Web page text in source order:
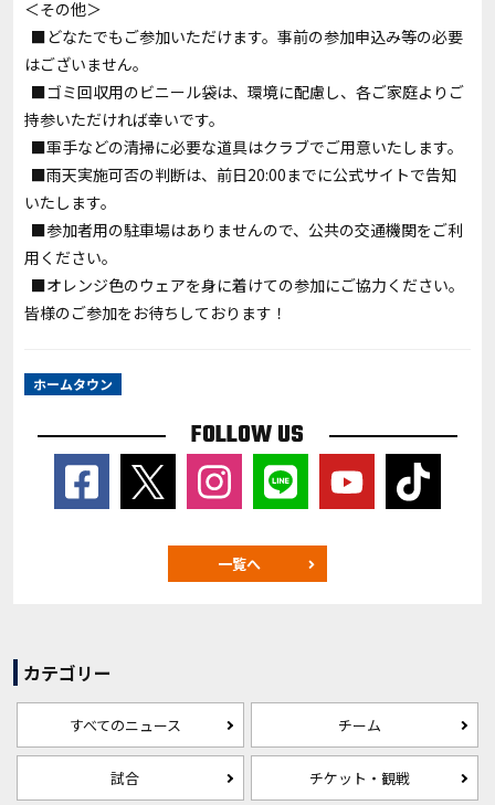
＜その他＞
■どなたでもご参加いただけます。事前の参加申込み等の必要
はございません。
■ゴミ回収用のビニール袋は、環境に配慮し、各ご家庭よりご
持参いただければ幸いです。
■軍手などの清掃に必要な道具はクラブでご用意いたします。
■雨天実施可否の判断は、前日20:00までに公式サイトで告知
いたします。
■参加者用の駐車場はありませんので、公共の交通機関をご利
用ください。
■オレンジ色のウェアを身に着けての参加にご協力ください。
皆様のご参加をお待ちしております！
ホームタウン
FOLLOW US
一覧へ
カテゴリー
すべてのニュース チーム
試合 チケット・観戦